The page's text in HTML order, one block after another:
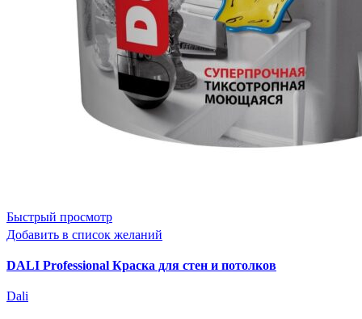
Быстрый просмотр
Добавить в список желаний
DALI Professional Краска для стен и потолков
Dali